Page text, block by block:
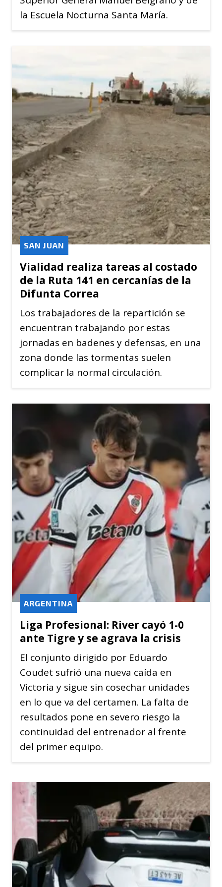
la Escuela Nocturna Santa María.
Vialidad realiza tareas al costado
de la Ruta 141 en cercanías de la
Difunta Correa
SAN JUAN
Los trabajadores de la repartición se
encuentran trabajando por estas
jornadas en badenes y defensas, en una
zona donde las tormentas suelen
complicar la normal circulación.
Liga Profesional: River cayó 1-0
ante Tigre y se agrava la crisis
ARGENTINA
El conjunto dirigido por Eduardo
Coudet sufrió una nueva caída en
Victoria y sigue sin cosechar unidades
en lo que va del certamen. La falta de
resultados pone en severo riesgo la
continuidad del entrenador al frente
del primer equipo.